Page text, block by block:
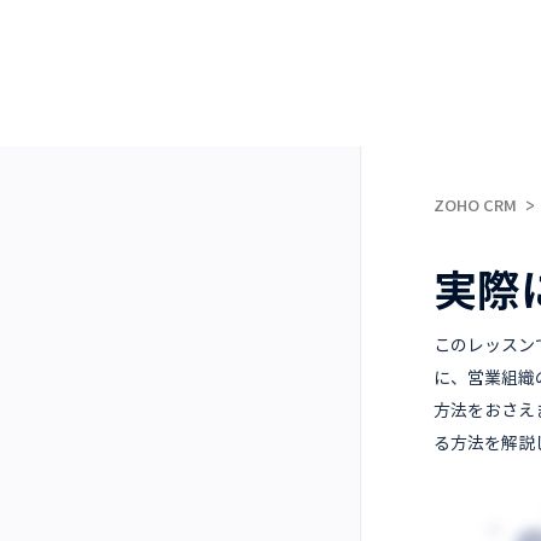
ZOHO CRM
実際
このレッス
に、営業組
方法をおさえ
る方法を解